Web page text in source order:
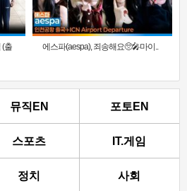
(출
에스파(aespa), 죄송해요🥺🎤마이..
뮤직EN 포토EN
스포츠 IT.게임
정치 사회